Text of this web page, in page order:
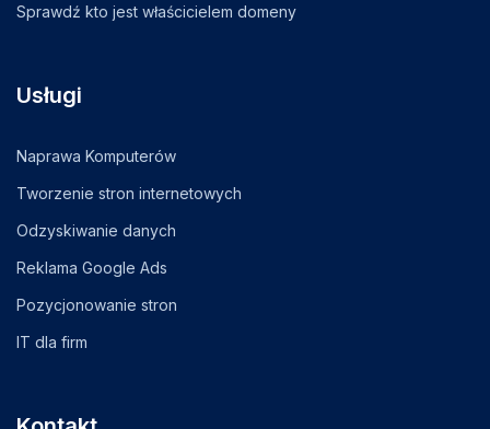
Sprawdź kto jest właścicielem domeny
Usługi
Naprawa Komputerów
Tworzenie stron internetowych
Odzyskiwanie danych
Reklama Google Ads
Pozycjonowanie stron
IT dla firm